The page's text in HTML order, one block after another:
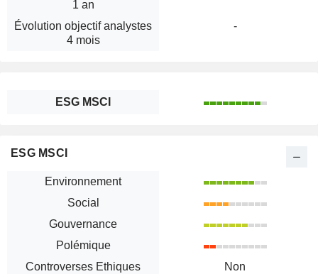
1 an
Évolution objectif analystes
4 mois
-
ESG MSCI
ESG MSCI
Environnement
Social
Gouvernance
Polémique
Controverses Ethiques
Non